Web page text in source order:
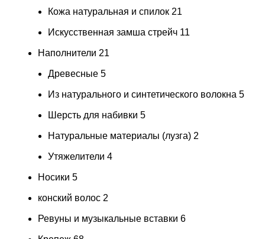
Кожа натуральная и спилок 21
Искусственная замша стрейч 11
Наполнители 21
Древесные 5
Из натурального и синтетического волокна 5
Шерсть для набивки 5
Натуральные материалы (лузга) 2
Утяжелители 4
Носики 5
конский волос 2
Ревуны и музыкальные вставки 6